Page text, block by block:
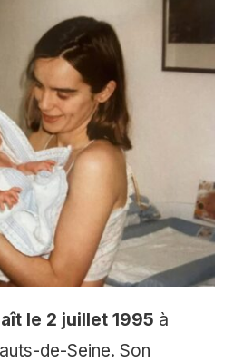
le 2 juillet 1995 à
de-Seine. Son